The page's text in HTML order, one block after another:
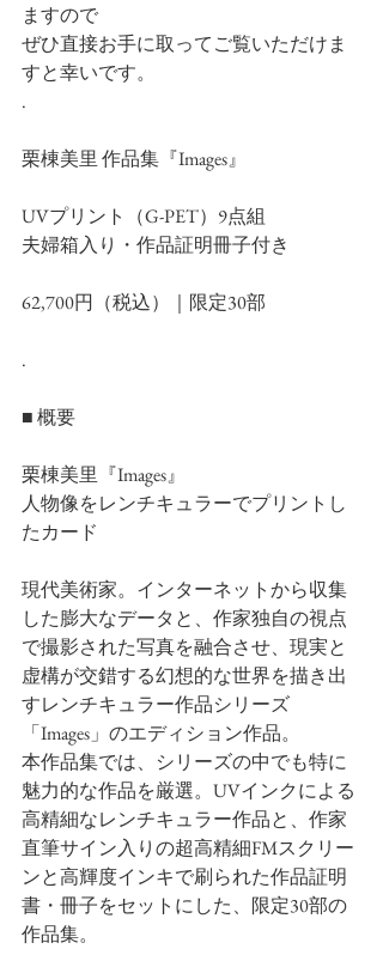
ますので
ぜひ直接お手に取ってご覧いただけま
すと幸いです。
.
栗棟美里 作品集『Images』
UVプリント（G-PET）9点組
夫婦箱入り・作品証明冊子付き
62,700円（税込）｜限定30部
.
■ 概要
栗棟美里『Images』
人物像をレンチキュラーでプリントし
たカード
現代美術家。インターネットから収集
した膨大なデータと、作家独自の視点
で撮影された写真を融合させ、現実と
虚構が交錯する幻想的な世界を描き出
すレンチキュラー作品シリーズ
「Images」のエディション作品。
本作品集では、シリーズの中でも特に
魅力的な作品を厳選。UVインクによる
高精細なレンチキュラー作品と、作家
直筆サイン入りの超高精細FMスクリー
ンと高輝度インキで刷られた作品証明
書・冊子をセットにした、限定30部の
作品集。